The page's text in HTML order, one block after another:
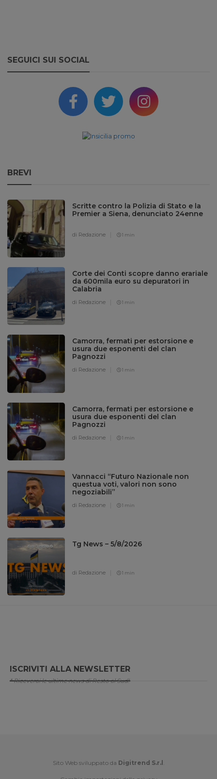
SEGUICI SUI SOCIAL
BREVI
Scritte contro la Polizia di Stato e la
Premier a Siena, denunciato 24enne
di Redazione 1 min
Corte dei Conti scopre danno erariale
da 600mila euro su depuratori in
Calabria
di Redazione 1 min
Camorra, fermati per estorsione e
usura due esponenti del clan
Pagnozzi
di Redazione 1 min
Camorra, fermati per estorsione e
usura due esponenti del clan
Pagnozzi
di Redazione 1 min
Vannacci “Futuro Nazionale non
questua voti, valori non sono
negoziabili”
di Redazione 1 min
Tg News – 5/8/2026
di Redazione 1 min
ISCRIVITI ALLA NEWSLETTER
* Riceverai le ultime news di Resto al Sud!
Sito Web sviluppato da Digitrend S.r.l .